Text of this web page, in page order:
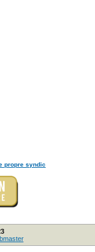
propre syndic